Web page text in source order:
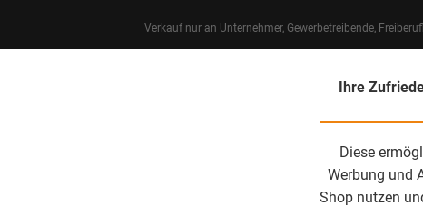
Verkauf nur an Unternehmer, Gewerbetreibende,
Ihre
Diese
Werbung und
Shop nutzen